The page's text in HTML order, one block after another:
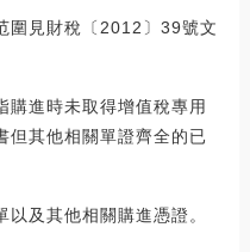
圍見財稅〔2012〕39號文
購進時未取得增值稅專用
但其他相關單證齊全的已
及其他相關購進憑證。